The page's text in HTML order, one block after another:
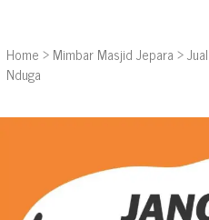
Home > Mimbar Masjid Jepara >
Nduga